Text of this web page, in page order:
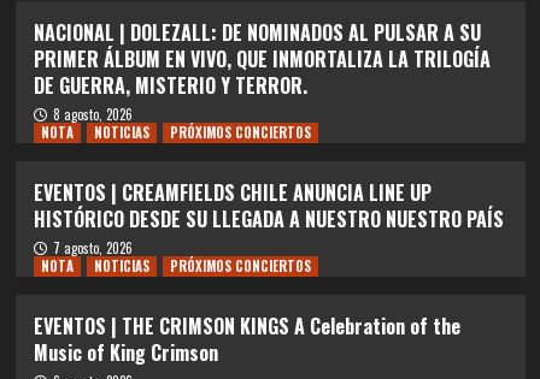
NACIONAL | DOLEZALL: DE NOMINADOS AL PULSAR A SU
PRIMER ÁLBUM EN VIVO, QUE INMORTALIZA LA TRILOGÍA
DE GUERRA, MISTERIO Y TERROR.
8 agosto, 2026
NOTA
NOTICIAS PRÓXIMOS CONCIERTOS
EVENTOS | CREAMFIELDS CHILE ANUNCIA LINE UP
HISTÓRICO DESDE SU LLEGADA A NUESTRO NUESTRO PAÍS
7 agosto, 2026
NOTA
NOTICIAS PRÓXIMOS CONCIERTOS
EVENTOS | THE CRIMSON KINGS A Celebration of the
Music of King Crimson